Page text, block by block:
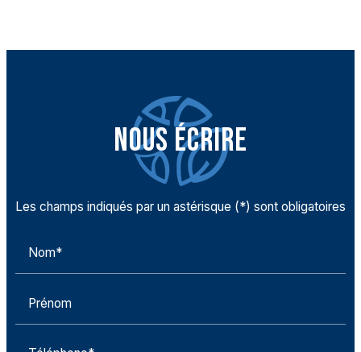
NOUS ÉCRIRE
Les champs indiqués par un astérisque (*) sont obligatoires
Nom*
Prénom